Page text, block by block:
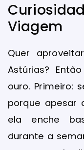
Viagem
Quer
Astúrias?
ouro. Primeiro:
porque apesar
ela enche
durante a